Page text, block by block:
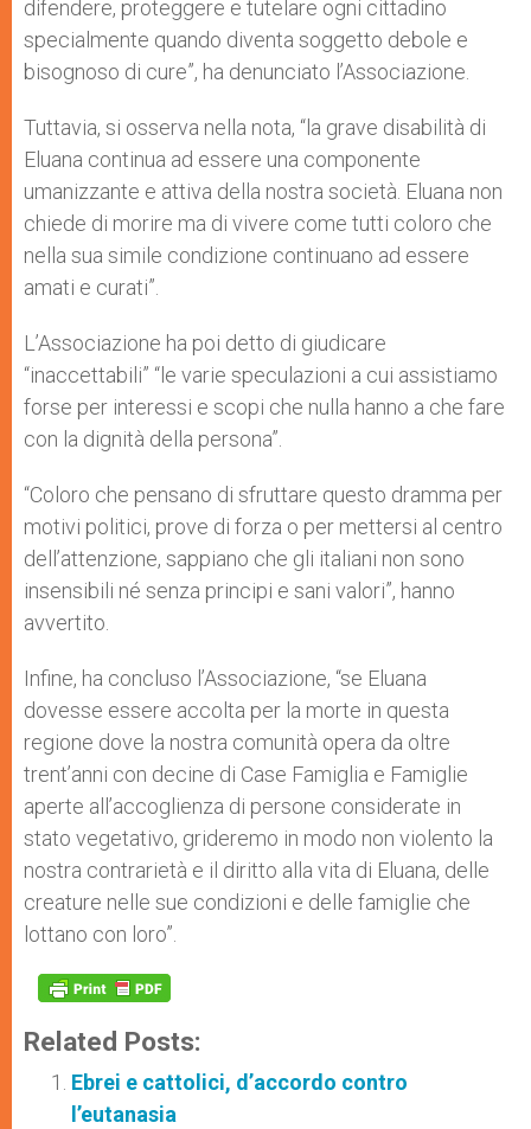
difendere, proteggere e tutelare ogni cittadino
specialmente quando diventa soggetto debole e
bisognoso di cure”, ha denunciato l’Associazione.
Tuttavia, si osserva nella nota, “la grave disabilità di
Eluana continua ad essere una componente
umanizzante e attiva della nostra società. Eluana non
chiede di morire ma di vivere come tutti coloro che
nella sua simile condizione continuano ad essere
amati e curati”.
L’Associazione ha poi detto di giudicare
“inaccettabili” “le varie speculazioni a cui assistiamo
forse per interessi e scopi che nulla hanno a che fare
con la dignità della persona”.
“Coloro che pensano di sfruttare questo dramma per
motivi politici, prove di forza o per mettersi al centro
dell’attenzione, sappiano che gli italiani non sono
insensibili né senza principi e sani valori”, hanno
avvertito.
Infine, ha concluso l’Associazione, “se Eluana
dovesse essere accolta per la morte in questa
regione dove la nostra comunità opera da oltre
trent’anni con decine di Case Famiglia e Famiglie
aperte all’accoglienza di persone considerate in
stato vegetativo, grideremo in modo non violento la
nostra contrarietà e il diritto alla vita di Eluana, delle
creature nelle sue condizioni e delle famiglie che
lottano con loro”.
Related Posts:
Ebrei e cattolici, d’accordo contro
l’eutanasia